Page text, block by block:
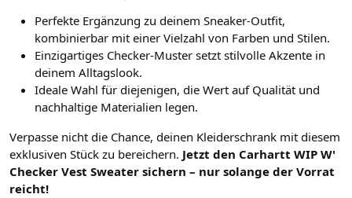
Perfekte Ergänzung zu deinem Sneaker-Outfit,
kombinierbar mit einer Vielzahl von Farben und Stilen.
Einzigartiges Checker-Muster setzt stilvolle Akzente in
deinem Alltagslook.
Ideale Wahl für diejenigen, die Wert auf Qualität und
nachhaltige Materialien legen.
Verpasse nicht die Chance, deinen Kleiderschrank mit diesem
exklusiven Stück zu bereichern. Jetzt den Carhartt WIP W'
Checker Vest Sweater sichern – nur solange der Vorrat
reicht!